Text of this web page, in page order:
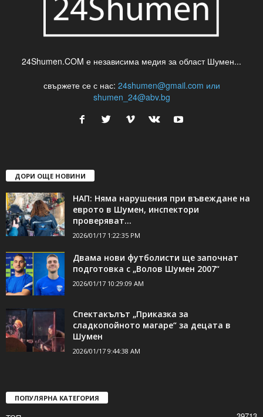
24Shumen.COM е независима медия за област Шумен...
свържете се с нас: 24shumen@gmail.com или
shumen_24@abv.bg
ДОРИ ОЩЕ НОВИНИ
НАП: Няма нарушения при въвеждане на
еврото в Шумен, инспектори
проверяват...
2026/01/17 1:22:35 PM
Двама нови футболисти ще започнат
подготовка с „Волов Шумен 2007“
2026/01/17 10:29:09 AM
Спектакълът „Приказка за
сладкопойното магаре“ за децата в
Шумен
2026/01/17 9:44:38 AM
ПОПУЛЯРНА КАТЕГОРИЯ